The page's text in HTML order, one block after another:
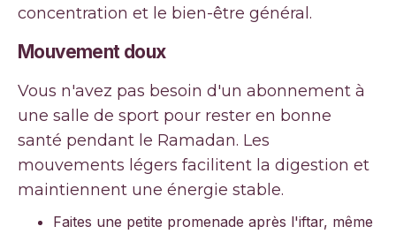
concentration et le bien-être général.
Mouvement doux
Vous n'avez pas besoin d'un abonnement à
une salle de sport pour rester en bonne
santé pendant le Ramadan. Les
mouvements légers facilitent la digestion et
maintiennent une énergie stable.
Faites une petite promenade après l'iftar, même